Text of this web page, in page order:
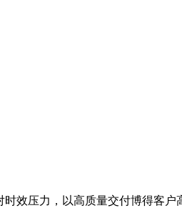
压力，以高质量交付博得客户